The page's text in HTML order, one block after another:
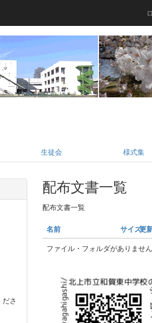
生徒会 様式集
さ
配布文書一覧
配布文書一覧
名前 サイズ更
ファイル・フォルダがありません